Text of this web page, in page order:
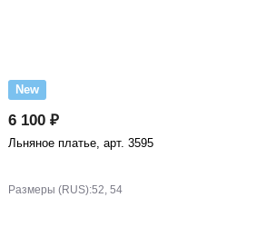
New
6 100 ₽
Льняное платье, арт. 3595
Размеры (RUS):52, 54